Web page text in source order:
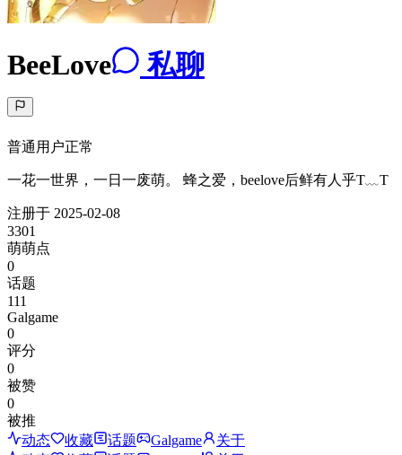
BeeLove 私聊
普通用户正常
一花一世界，一日一废萌。 蜂之爱，beelove后鲜有人乎T﹏T
注册于 2025-02-08
3301
萌萌点
0
话题
111
Galgame
0
评分
0
被赞
0
被推
动态
收藏 话题 Galgame
关于